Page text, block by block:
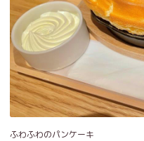
ふわふわのパンケーキ